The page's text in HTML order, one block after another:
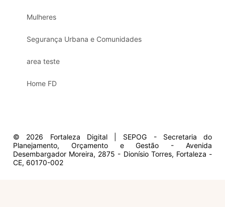
Mulheres
Segurança Urbana e Comunidades
area teste
Home FD
© 2026 Fortaleza Digital | SEPOG - Secretaria do
Planejamento, Orçamento e Gestão - Avenida
Desembargador Moreira, 2875 - Dionísio Torres, Fortaleza -
CE, 60170-002